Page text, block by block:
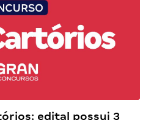
edital possui 3